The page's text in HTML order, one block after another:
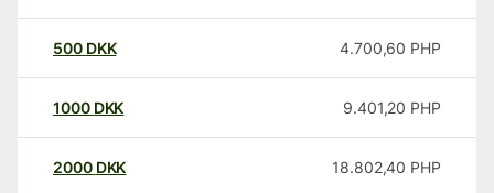
500 DKK 4.700,60 PHP
1000 DKK 9.401,20 PHP
2000 DKK 18.802,40 PHP